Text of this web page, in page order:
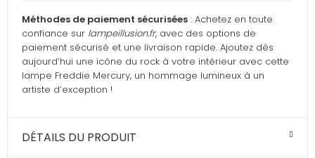
Méthodes de paiement sécurisées : Achetez en toute
confiance sur lampeillusion.fr, avec des options de
paiement sécurisé et une livraison rapide. Ajoutez dès
aujourd’hui une icône du rock à votre intérieur avec cette
lampe Freddie Mercury, un hommage lumineux à un
artiste d’exception !
DÉTAILS DU PRODUIT